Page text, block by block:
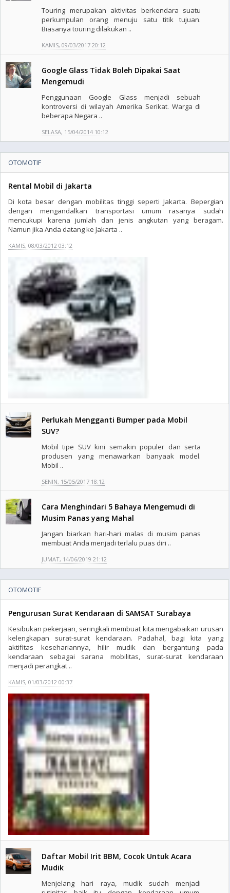
Touring merupakan aktivitas berkendara suatu
perkumpulan orang menuju satu titik tujuan.
Biasanya touring dilakukan ..
KAMIS, 09/03/2017 20:12
Google Glass Tidak Boleh Dipakai Saat
Mengemudi
Penggunaan Google Glass menjadi sebuah
kontroversi di wilayah Amerika Serikat. Warga di
beberapa Negara ..
SELASA, 15/04/2014 10:12
OTOMOTIF
Rental Mobil di Jakarta
Di kota besar dengan mobilitas tinggi seperti Jakarta. Bepergian
dengan mengandalkan transportasi umum rasanya sudah
mencukupi karena jumlah dan jenis angkutan yang beragam.
Namun jika Anda datang ke Jakarta ..
KAMIS, 08/03/2012 03:12
Perlukah Mengganti Bumper pada Mobil
SUV?
Mobil tipe SUV kini semakin populer dan serta
produsen yang menawarkan banyaak model.
Mobil ..
SENIN, 15/05/2017 18:12
Cara Menghindari 5 Bahaya Mengemudi di
Musim Panas yang Mahal
Jangan biarkan hari-hari malas di musim panas
membuat Anda menjadi terlalu puas diri ..
JUMAT, 14/06/2019 21:12
OTOMOTIF
Pengurusan Surat Kendaraan di SAMSAT Surabaya
Kesibukan pekerjaan, seringkali membuat kita mengabaikan urusan
kelengkapan surat-surat kendaraan. Padahal, bagi kita yang
aktifitas kesehariannya, hilir mudik dan bergantung pada
kendaraan sebagai sarana mobilitas, surat-surat kendaraan
menjadi perangkat ..
KAMIS, 01/03/2012 00:37
Daftar Mobil Irit BBM, Cocok Untuk Acara
Mudik
Menjelang hari raya, mudik sudah menjadi